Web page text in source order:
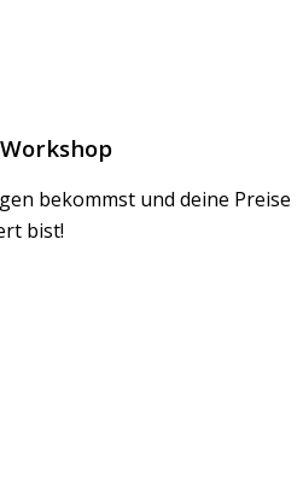
bekommst und deine Preise
bist!